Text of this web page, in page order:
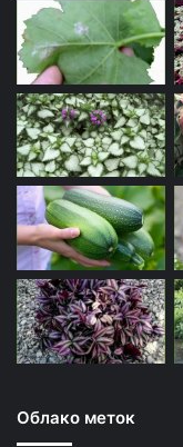
Облако меток